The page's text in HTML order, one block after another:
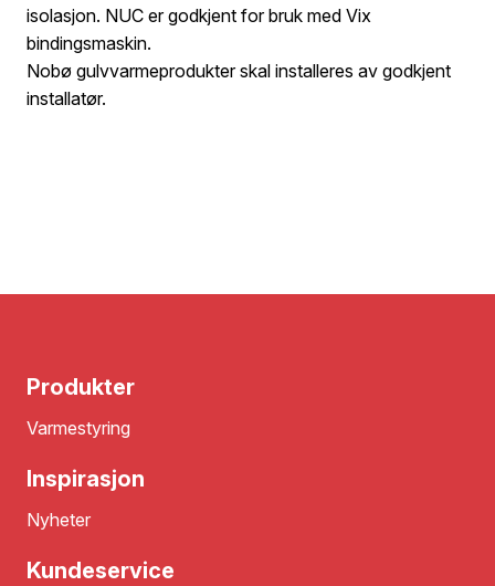
isolasjon. NUC er godkjent for bruk med Vix
bindingsmaskin.
Nobø gulvvarmeprodukter skal installeres av godkjent
installatør.
Produkter
Varmestyring
Inspirasjon
Nyheter
Kundeservice